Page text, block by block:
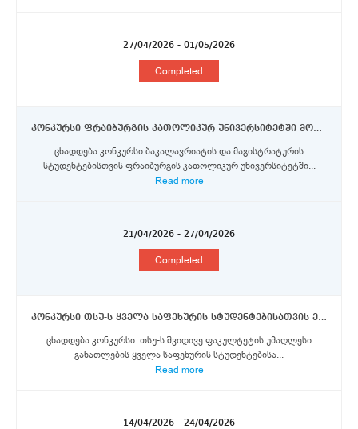
27/04/2026 - 01/05/2026
Completed
კონკურსი ფრაიბურგის კათოლიკურ უნივერსიტეტში მოკლევადიანი მობილობისათვის ორმხრივი თანამშრომლობისა და ერაზმუს+ პროგრამების სტიპენდიების მოსაპოვებლად
ცხადდება კონკურსი ბაკალავრიატის და მაგისტრატურის
სტუდენტებისთვის ფრაიბურგის კათოლიკურ უნივერსიტეტში...
Read more
21/04/2026 - 27/04/2026
Completed
კონკურსი თსუ-ს ყველა საფეხურის სტუდენტებისათვის ერაზმუს+, ორმხრივი თანამშრომლობისა და DAAD-ს აღმოსავლეთ პარტნიორობის პროგრამების სტიპენდიების მოსაპოვებლად
ცხადდება კონკურსი თსუ-ს შვიდივე ფაკულტეტის უმაღლესი
განათლების ყველა საფეხურის სტუდენტებისა...
Read more
14/04/2026 - 24/04/2026